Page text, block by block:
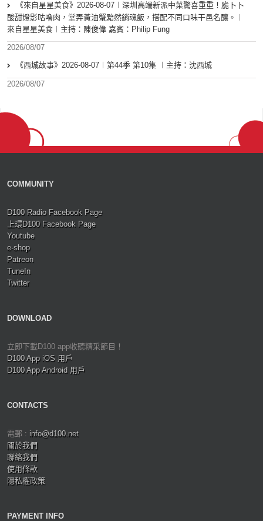
《來自星星美食》2026-08-07︱深圳高端新派中菜驚喜重重！脆卜卜
酸甜燈影咕嚕肉，堂弄黃油蟹黯然銷魂飯，搭配不同口味干邑名釀。︱
來自星星美食︱主持：陳俊偉 嘉賓：Philip Fung
2026/08/07
《西城故事》2026-08-07︱第44季 第10集 ︱主持：沈西城
2026/08/07
COMMUNITY
D100 Radio Facebook Page
上環D100 Facebook Page
Youtube
e-shop
Patreon
TuneIn
Twitter
DOWNLOAD
立即下載D100 app收聽精采節目！
D100 App iOS 用戶
D100 App Android 用戶
CONTACTS
電郵 : info@d100.net
關於我們
聯絡我們
使用條款
隱私權政策
PAYMENT INFO